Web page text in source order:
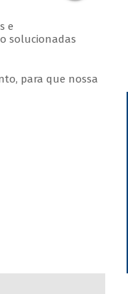
e
solucionadas
para que nossa